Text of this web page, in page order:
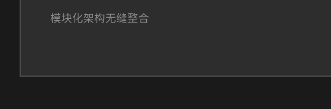
模块化架构无缝整合